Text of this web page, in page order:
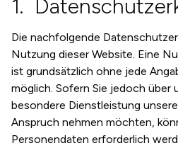
Die nachfolgende
Nutzung dieser Website. Eine
ist grundsätzlich ohne jede
möglich. Sofern Sie jedoch über
besondere Dienstleistung
Anspruch nehmen möchten,
Personendaten erforderlich